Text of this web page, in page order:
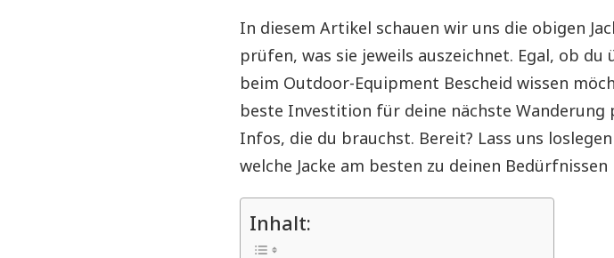
In diesem Artikel schauen wir uns die obigen
prüfen, was sie jeweils auszeichnet. Egal, ob du
beim Outdoor-Equipment Bescheid wissen
beste Investition für deine nächste Wanderung
Infos, die du brauchst. Bereit? Lass uns
welche Jacke am besten zu deinen Bedürfnissen
Inhalt: